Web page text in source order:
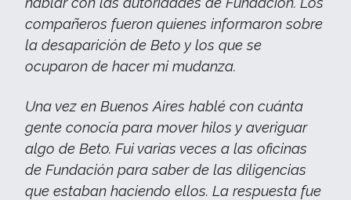
compañeros fueron quienes informaron sobre
la desaparición de Beto y los que se
ocuparon de hacer mi mudanza.
Una vez en Buenos Aires hablé con cuánta
gente conocía para mover hilos y averiguar
algo de Beto. Fui varias veces a las oficinas
de Fundación para saber de las diligencias
que estaban haciendo ellos. La respuesta fue